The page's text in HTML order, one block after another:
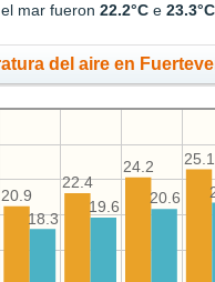
el mar fueron22.2°C e23.3°C
del aire en
25.1
24.2
22.4
20.9 20.6
19.6
18.3